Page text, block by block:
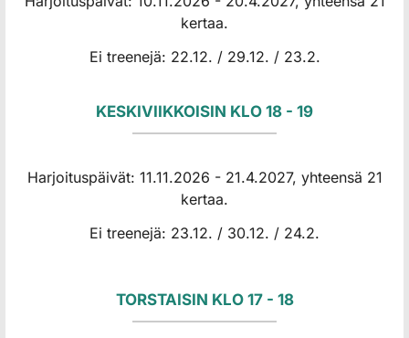
kertaa.
Ei treenejä: 22.12. / 29.12. / 23.2.
KESKIVIIKKOISIN KLO 18 - 19
Harjoituspäivät: 11.11.2026 - 21.4.2027, yhteensä 21
kertaa.
Ei treenejä: 23.12. / 30.12. / 24.2.
TORSTAISIN KLO 17 - 18